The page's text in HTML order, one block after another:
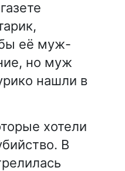
её муж-
но муж
нашли в
хотели
В